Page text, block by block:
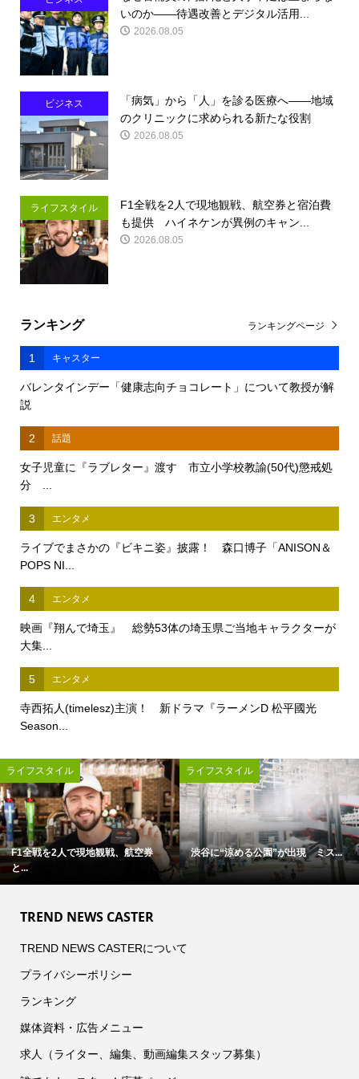
いのか――待遇改善とデジタル活用...
2026.08.05
ビジネス
「病気」から「人」を診る医療へ――地域
のクリニックに求められる新たな役割
2026.08.05
ライフスタイル
F1全戦を2人で現地観戦、航空券と宿泊費
も提供 ハイネケンが異例のキャン...
2026.08.05
ランキング
1 キャスター
バレンタインデー「健康志向チョコレート」について教授が解
説
2 話題
女子児童に『ラブレター』渡す 市立小学校教諭(50代)懲戒処
分 ...
3 エンタメ
ライブでまさかの『ビキニ姿』披露！ 森口博子「ANISON＆
POPS NI...
4 エンタメ
映画『翔んで埼玉』 総勢53体の埼玉県ご当地キャラクターが
大集...
5 エンタメ
寺西拓人(timelesz)主演！ 新ドラマ『ラーメンD 松平國光
Season...
ランキングページ
ライフスタイル
F1全戦を2人で現地観戦、航空券
と...
ライフスタイル
渋谷に“涼める公園”が出現 ミス...
TREND NEWS CASTER
TREND NEWS CASTERについて
プライバシーポリシー
ランキング
媒体資料・広告メニュー
求人（ライター、編集、動画編集スタッフ募集）